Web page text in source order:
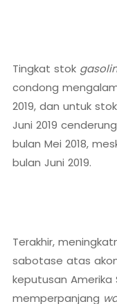
Tingkat stok
condong
2019, dan untuk
Juni 2019
bulan Mei 2018,
bulan Juni 2019.
Terakhir,
sabotase atas
keputusan
memperpanjang